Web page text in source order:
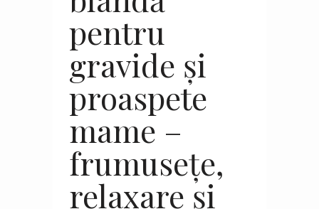
pentru
gravide și
proaspete
mame –
frumusețe,
relaxare și